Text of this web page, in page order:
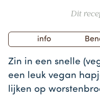
Dit
info
Zin in een snelle
een leuk vegan
lijken op